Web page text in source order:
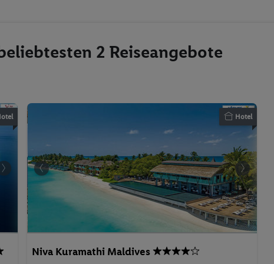
2 Reiseangebote
Hotel
Niva Kuramathi Maldives